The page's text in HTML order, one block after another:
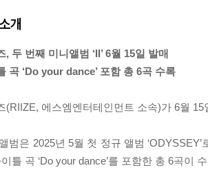
개
, 두 번째 미니앨범 ‘II’ 6월 15일 발매
곡 ‘Do your dance’ 포함 총 6곡 수록
(RIIZE, 에스엠엔터테인먼트 소속)가 6월 15
범은 2025년 5월 첫 정규 앨범
틀 곡 ‘Do your dance’를 포함한 총 6곡이